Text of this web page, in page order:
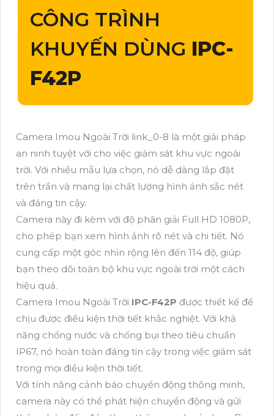
CÔNG TRÌNH
KHUYẾN DÙNG IPC-
F42P
Camera Imou Ngoài Trời link_0-8 là một giải pháp
an ninh tuyệt vời cho việc giám sát khu vực ngoài
trời. Với nhiều mẫu lựa chọn, nó dễ dàng lắp đặt
trên trần và mang lại chất lượng hình ảnh sắc nét
và đáng tin cậy.
Camera này đi kèm với độ phân giải Full HD 1080P,
cho phép bạn xem hình ảnh rõ nét và chi tiết. Nó
cung cấp một góc nhìn rộng lên đến 114 độ, giúp
bạn theo dõi toàn bộ khu vực ngoài trời một cách
hiệu quả.
Camera Imou Ngoài Trời IPC-F42P được thiết kế để
chịu được điều kiện thời tiết khắc nghiệt. Với khả
năng chống nước và chống bụi theo tiêu chuẩn
IP67, nó hoàn toàn đáng tin cậy trong việc giám sát
trong mọi điều kiện thời tiết.
Với tính năng cảnh báo chuyển động thông minh,
camera này có thể phát hiện chuyển động và gửi